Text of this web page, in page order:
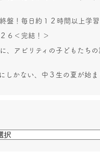
盤！毎日約１２時間以上学習
６＜完結！＞
に、アビリティの子どもたち
しかない、中３生の夏が始ま